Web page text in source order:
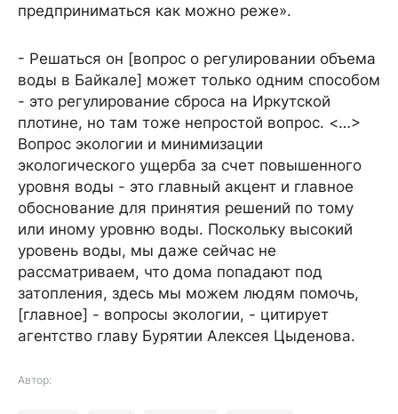
предприниматься как можно реже».
- Решаться он [вопрос о регулировании объема
воды в Байкале] может только одним способом
- это регулирование сброса на Иркутской
плотине, но там тоже непростой вопрос. <…>
Вопрос экологии и минимизации
экологического ущерба за счет повышенного
уровня воды - это главный акцент и главное
обоснование для принятия решений по тому
или иному уровню воды. Поскольку высокий
уровень воды, мы даже сейчас не
рассматриваем, что дома попадают под
затопления, здесь мы можем людям помочь,
[главное] - вопросы экологии, - цитирует
агентство главу Бурятии Алексея Цыденова.
Автор: